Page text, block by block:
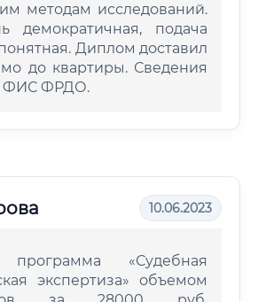
методам исследований.
демократичная, подача
Диплом доставил
до квартиры. Сведения
ФИС ФРДО.
10.06.2023
программа «Судебная
экспертиза» объемом